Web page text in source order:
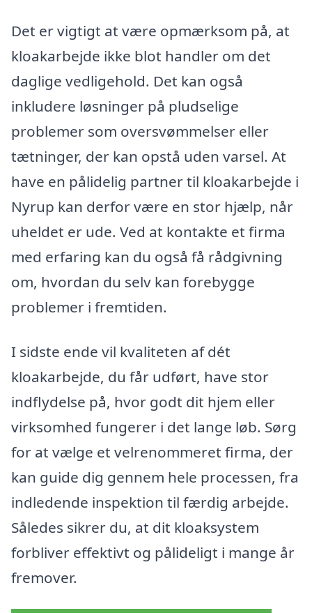
Det er vigtigt at være opmærksom på, at
kloakarbejde ikke blot handler om det
daglige vedligehold. Det kan også
inkludere løsninger på pludselige
problemer som oversvømmelser eller
tætninger, der kan opstå uden varsel. At
have en pålidelig partner til kloakarbejde i
Nyrup kan derfor være en stor hjælp, når
uheldet er ude. Ved at kontakte et firma
med erfaring kan du også få rådgivning
om, hvordan du selv kan forebygge
problemer i fremtiden.
I sidste ende vil kvaliteten af dét
kloakarbejde, du får udført, have stor
indflydelse på, hvor godt dit hjem eller
virksomhed fungerer i det lange løb. Sørg
for at vælge et velrenommeret firma, der
kan guide dig gennem hele processen, fra
indledende inspektion til færdig arbejde.
Således sikrer du, at dit kloaksystem
forbliver effektivt og pålideligt i mange år
fremover.